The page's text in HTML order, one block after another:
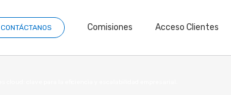
CONTÁCTANOS Comisiones Acceso Clientes